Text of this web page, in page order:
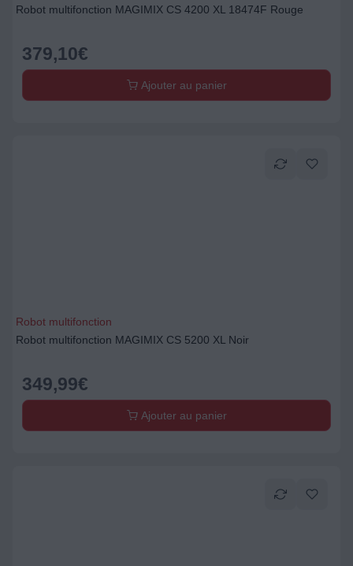
Robot multifonction MAGIMIX CS 4200 XL 18474F Rouge
379,10€
Ajouter au panier
Robot multifonction
Robot multifonction MAGIMIX CS 5200 XL Noir
349,99€
Ajouter au panier